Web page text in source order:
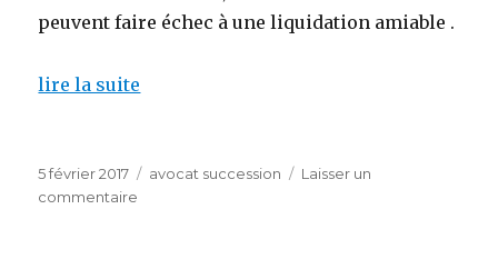
peuvent faire échec à une liquidation amiable .
lire la suite
Publié
le
5 février 2017 Catégories
avocat succession
Laisser un
commentaire